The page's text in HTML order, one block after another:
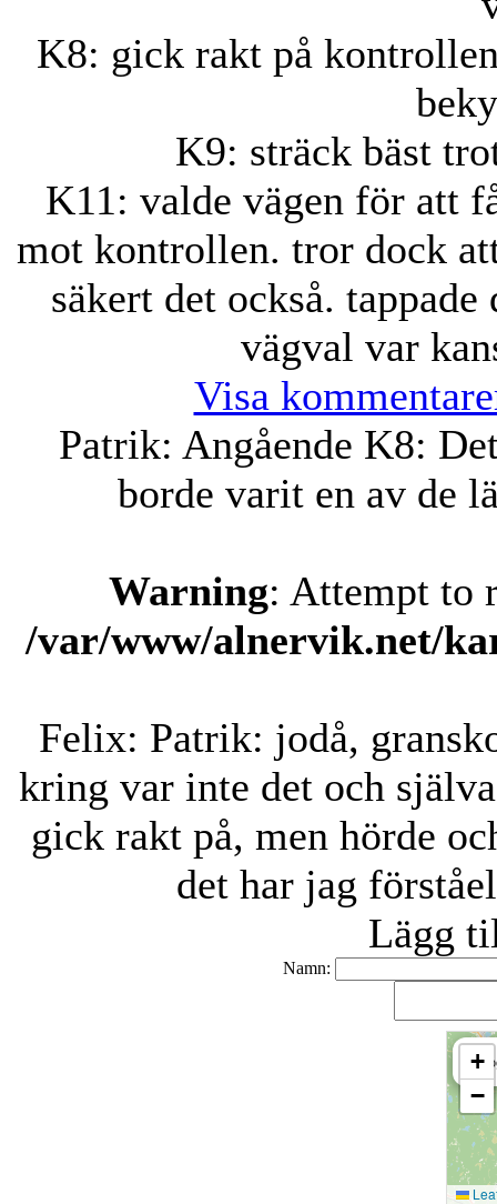
K8: gick rakt på
K9: sträck bäst
K11: valde vägen för att
mot kontrollen. tror dock
säkert det också.
vägval var
Visa
Patrik: Angående K8:
borde varit en av de
Warning: Attempt to
/var/www/alnervik.net/
Felix: Patrik: jodå,
kring var inte det och
gick rakt på, men hörde
det har jag
Lägg
Namn:
+
−